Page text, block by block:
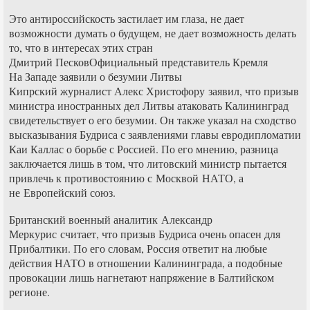
Это антироссийскость застилает им глаза, не дает
возможности думать о будущем, не дает возможность делать
то, что в интересах этих стран
Дмитрий ПесковОфициальный представитель Кремля
На Западе заявили о безумии Литвы
Кипрский журналист Алекс Христофору заявил, что призыв
министра иностранных дел Литвы атаковать Калининград
свидетельствует о его безумии. Он также указал на сходство
высказывания Будриса с заявлениями главы евродипломатии
Каи Каллас о борьбе с Россией. По его мнению, разница
заключается лишь в том, что литовский министр пытается
привлечь к противостоянию с Москвой НАТО, а
не Европейский союз.
Британский военный аналитик Александр
Меркурис считает, что призыв Будриса очень опасен для
Прибалтики. По его словам, Россия ответит на любые
действия НАТО в отношении Калининграда, а подобные
провокации лишь нагнетают напряжение в Балтийском
регионе.